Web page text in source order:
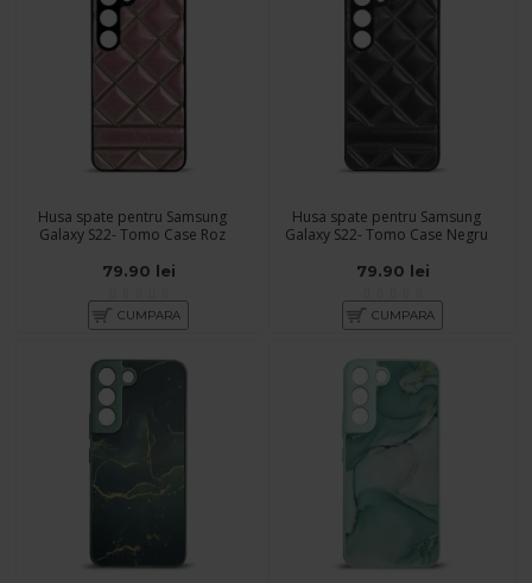
Husa spate pentru Samsung
Galaxy S22- Tomo Case Roz
79.90 lei
CUMPARA
Husa spate pentru Samsung
Galaxy S22- Tomo Case Negru
79.90 lei
CUMPARA